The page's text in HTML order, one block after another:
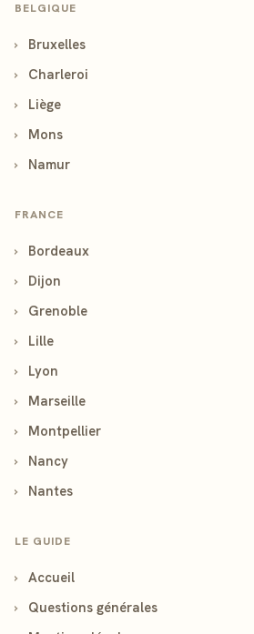
BELGIQUE
›
Bruxelles
›
Charleroi
›
Liège
›
Mons
›
Namur
FRANCE
›
Bordeaux
›
Dijon
›
Grenoble
›
Lille
›
Lyon
›
Marseille
›
Montpellier
›
Nancy
›
Nantes
LE GUIDE
›
Accueil
›
Questions générales